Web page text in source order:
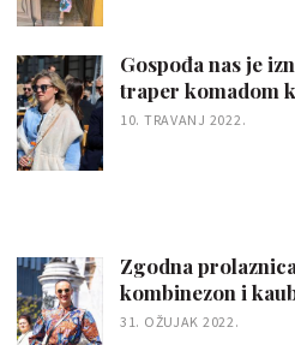
Gospođa nas je
traper komadom
10. TRAVANJ 2022.
Zgodna
kombinezon i
31. OŽUJAK 2022.